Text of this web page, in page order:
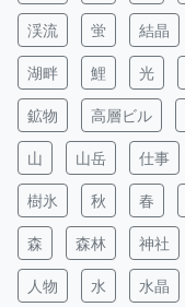
渓流 蛍 結晶
湖畔 鯉 光
鉱物 高層ビル
山 山岳 仕事
樹氷 秋 春
森 森林 神社
人物 水 水晶